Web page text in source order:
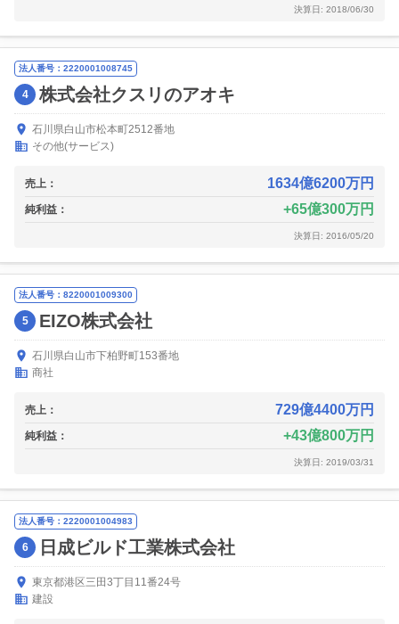
決算日: 2018/06/30
法人番号：2220001008745
4 株式会社クスリのアオキ
石川県白山市松本町2512番地
その他(サービス)
売上： 1634億6200万円
純利益： 65億300万円
決算日: 2016/05/20
法人番号：8220001009300
5 EIZO株式会社
石川県白山市下柏野町153番地
商社
売上： 729億4400万円
純利益： 43億800万円
決算日: 2019/03/31
法人番号：2220001004983
6 日成ビルド工業株式会社
東京都港区三田3丁目11番24号
建設